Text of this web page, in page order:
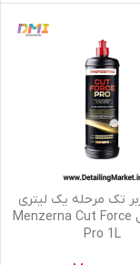
تک مرحله یک لیتری
منزرنا مدل Menzerna Cut Force
Pro 1L